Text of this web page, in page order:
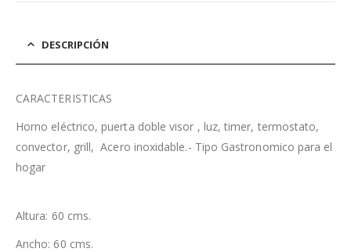
DESCRIPCIÓN
CARACTERISTICAS
Horno eléctrico, puerta doble visor , luz, timer, termostato,
convector, grill, Acero inoxidable.- Tipo Gastronomico para el
hogar
Altura: 60 cms.
Ancho: 60 cms.